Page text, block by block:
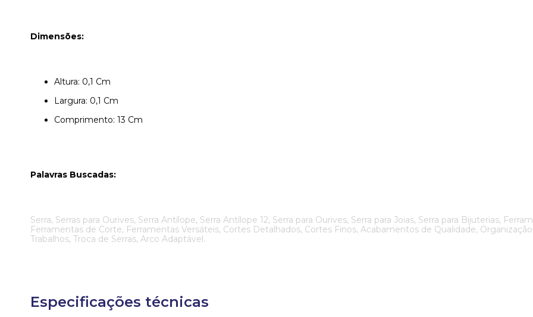
Dimensões:
Altura: 0,1 Cm
Largura: 0,1 Cm
Comprimento: 13 Cm
Palavras Buscadas:
Serra, Serras para Ourives, Serra Antílope, Serra Antílope 12, Serra para Ourives, Serra para Joias, Serra para Bijuterias,
Ferramentas de Corte, Ferramentas Versáteis, Cortes Detalhados, Cortes Finos, Acabamentos de Qualidade,
Trabalhos, Troca de Serras, Arco Adaptável.
Especificações técnicas